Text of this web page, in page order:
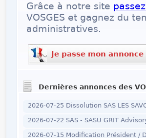
Grâce à notre site
VOSGES et gagnez du
administratives.
Je passe mon
Dernières annonces des
2026-07-25 Dissolution SAS LES
2026-07-22 SAS - SASU GRIT
2026-07-15 Modification Président /